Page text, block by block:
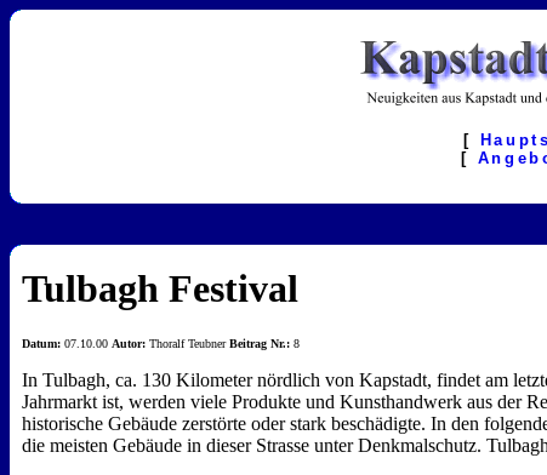
[
[
Tulbagh Festival
Datum: 07.10.00 Autor: Thoralf TeubnerBeitrag Nr.: 8
In Tulbagh, ca. 130 Kilometer nördlich von Kapstadt, findet am
Jahrmarkt ist, werden viele Produkte und Kunsthandwerk aus der
historische Gebäude zerstörte oder stark beschädigte. In den
die meisten Gebäude in dieser Strasse unter Denkmalschutz.